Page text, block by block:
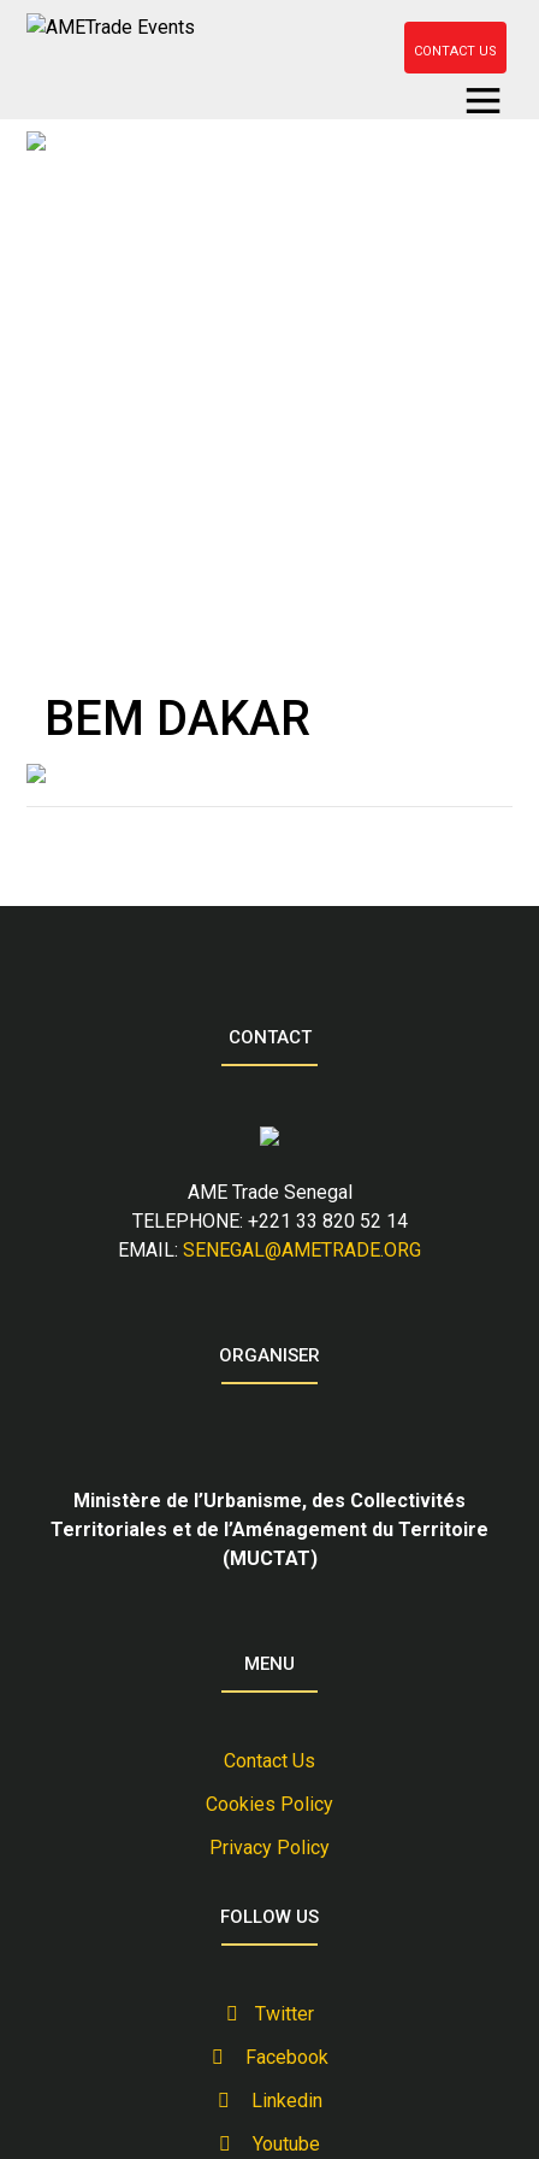
CONTACT US
BEM DAKAR
CONTACT
AME Trade Senegal
TELEPHONE: +221 33 820 52 14
EMAIL: SENEGAL@AMETRADE.ORG
ORGANISER
Ministère de l’Urbanisme, des Collectivités
Territoriales et de l’Aménagement du Territoire
(MUCTAT)
MENU
Contact Us
Cookies Policy
Privacy Policy
FOLLOW US
Twitter
Facebook
Linkedin
Youtube